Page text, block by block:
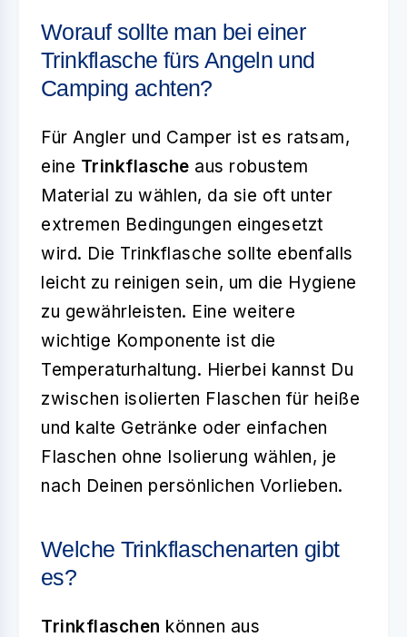
Worauf sollte man bei einer
Trinkflasche fürs Angeln und
Camping achten?
Für Angler und Camper ist es ratsam,
eine Trinkflasche aus robustem
Material zu wählen, da sie oft unter
extremen Bedingungen eingesetzt
wird. Die Trinkflasche sollte ebenfalls
leicht zu reinigen sein, um die Hygiene
zu gewährleisten. Eine weitere
wichtige Komponente ist die
Temperaturhaltung. Hierbei kannst Du
zwischen isolierten Flaschen für heiße
und kalte Getränke oder einfachen
Flaschen ohne Isolierung wählen, je
nach Deinen persönlichen Vorlieben.
Welche Trinkflaschenarten gibt
es?
Trinkflaschen können aus